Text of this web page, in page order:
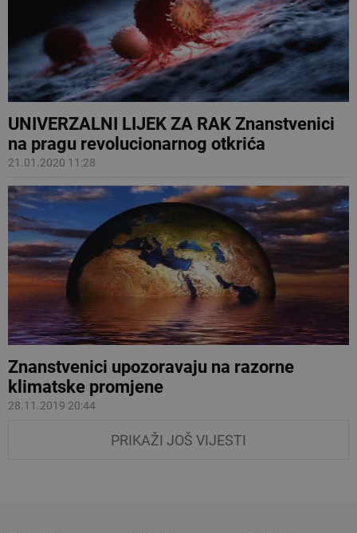
UNIVERZALNI LIJEK ZA RAK Znanstvenici
na pragu revolucionarnog otkrića
21.01.2020 11:28
Znanstvenici upozoravaju na razorne
klimatske promjene
28.11.2019 20:44
PRIKAŽI JOŠ VIJESTI